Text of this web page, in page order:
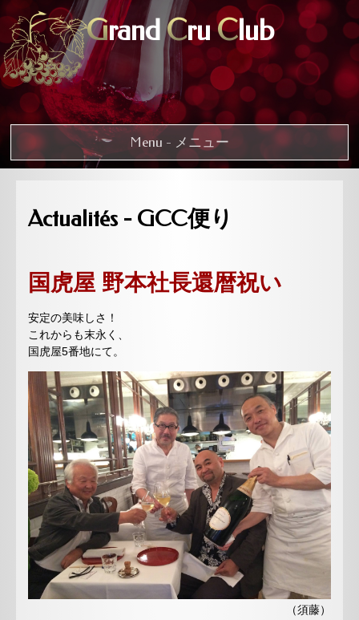
GrandCruClub
Menu - メニュー
Actualités - GCC便り
国虎屋 野本社長還暦祝い
安定の美味しさ！
これからも末永く、
国虎屋5番地にて。
（須藤）